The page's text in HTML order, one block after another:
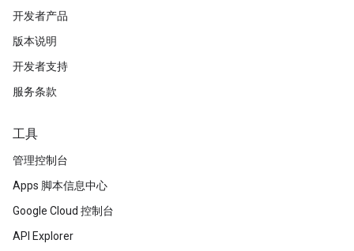
开发者产品
版本说明
开发者支持
服务条款
工具
管理控制台
Apps 脚本信息中心
Google Cloud 控制台
API Explorer